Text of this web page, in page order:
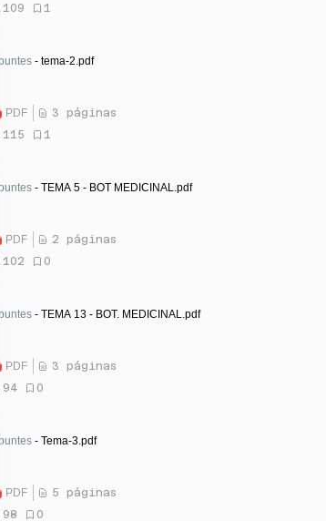
109
1
- tema-2.pdf
PDF
3 páginas
115
1
- TEMA 5 - BOT MEDICINAL.pdf
PDF
2 páginas
102
0
- TEMA 13 - BOT. MEDICINAL.pdf
PDF
3 páginas
94
0
- Tema-3.pdf
PDF
5 páginas
98
0